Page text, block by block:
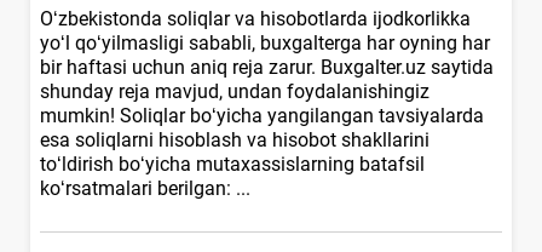
Oʻzbekistonda soliqlar va hisobotlarda ijodkorlikka
yoʻl qoʻyilmasligi sababli, buхgalterga har oyning har
bir haftasi uchun aniq reja zarur. Buxgalter.uz saytida
shunday reja mavjud, undan foydalanishingiz
mumkin! Soliqlar boʻyicha yangilangan tavsiyalarda
esa soliqlarni hisoblash va hisobot shakllarini
toʻldirish boʻyicha mutaхassislarning batafsil
koʻrsatmalari berilgan: ...